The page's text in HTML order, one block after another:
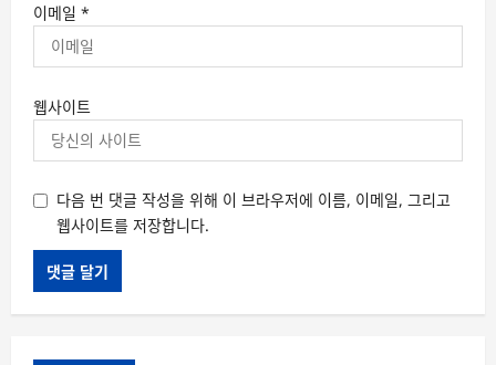
이메일 *
웹사이트
다음 번 댓글 작성을 위해 이 브라우저에 이름, 이메일, 그리고
웹사이트를 저장합니다.